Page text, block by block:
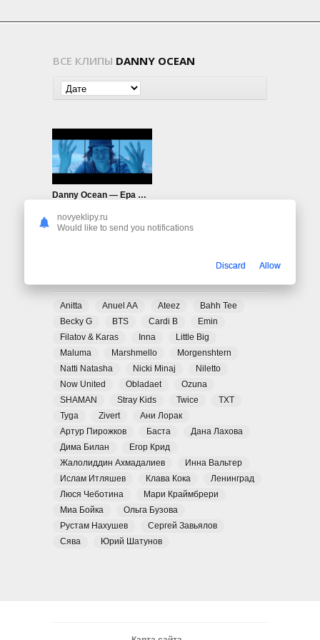
ВСЕ КЛИПЫ DANNY OCEAN
Danny Ocean — Epa Wei
Anitta Anuel AA Ateez
Bahh Tee
Becky G
BTS Cardi B
Emin
Filatov & Karas
Inna
Little Big
Maluma
Marshmello
Morgenshtern
Natti Natasha
Nicki Minaj
Niletto
Now United
Obladaet
Ozuna
SHAMAN
Stray Kids Twice
TXT
Tyga
Zivert
Ани Лорак
Артур Пирожков
Баста
Дана Лахова
Дима Билан
Егор Крид
Жалолиддин Ахмадалиев
Инна Вальтер
Ислам Итляшев
Клава Кока
Ленинград
Люся Чеботина
Мари Краймбрери
Миа Бойка
Ольга Бузова
Рустам Нахушев
Сергей Завьялов
Сява
Юрий Шатунов
novyeklipy.ru
Would like to send you notifications
Discard Allow